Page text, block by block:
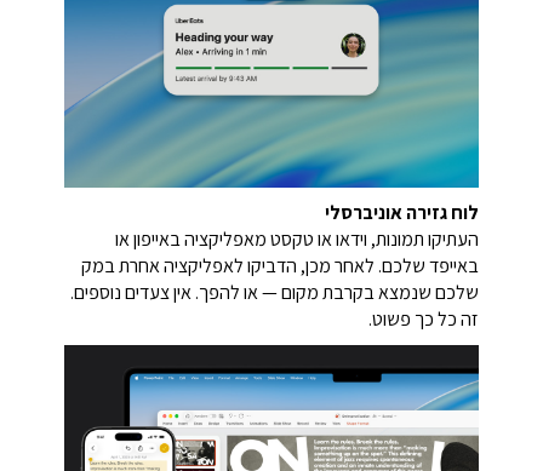
לוח גזירה אוניברסלי
העתיקו תמונות, וידאו או טקסט מאפליקציה באייפון או
באייפד שלכם. לאחר מכן, הדביקו לאפליקציה אחרת במק
שלכם שנמצא בקרבת מקום — או להפך. אין צעדים נוספים.
זה כל כך פשוט.